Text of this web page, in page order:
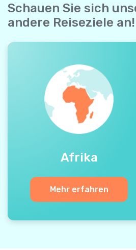
Schauen Sie sich
andere Reiseziele an!
Afrika
Mehr erfahren